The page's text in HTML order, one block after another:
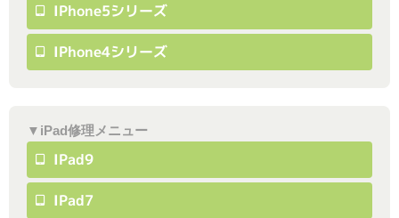
IPhone5シリーズ
IPhone4シリーズ
▼iPad修理メニュー
IPad9
IPad7